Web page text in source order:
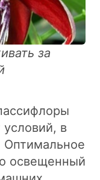
за
условий, в
Оптимальное
освещенный